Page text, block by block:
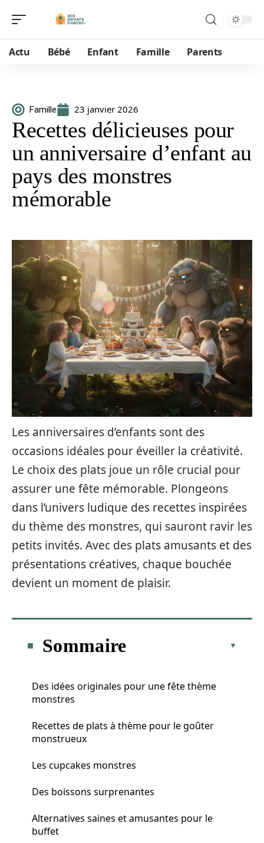
Actu Bébé Enfant Famille Parents
Famille 23 janvier 2026
Recettes délicieuses pour
un anniversaire d’enfant au
pays des monstres
mémorable
Les anniversaires d’enfants sont des
occasions idéales pour éveiller la créativité.
Le choix des plats joue un rôle crucial pour
assurer une fête mémorable. Plongeons
dans l’univers ludique des recettes inspirées
du thème des monstres, qui sauront ravir les
petits invités. Avec des plats amusants et des
présentations créatives, chaque bouchée
devient un moment de plaisir.
Sommaire
Des idées originales pour une fête thème
monstres
Recettes de plats à thème pour le goûter
monstrueux
Les cupcakes monstres
Des boissons surprenantes
Alternatives saines et amusantes pour le
buffet